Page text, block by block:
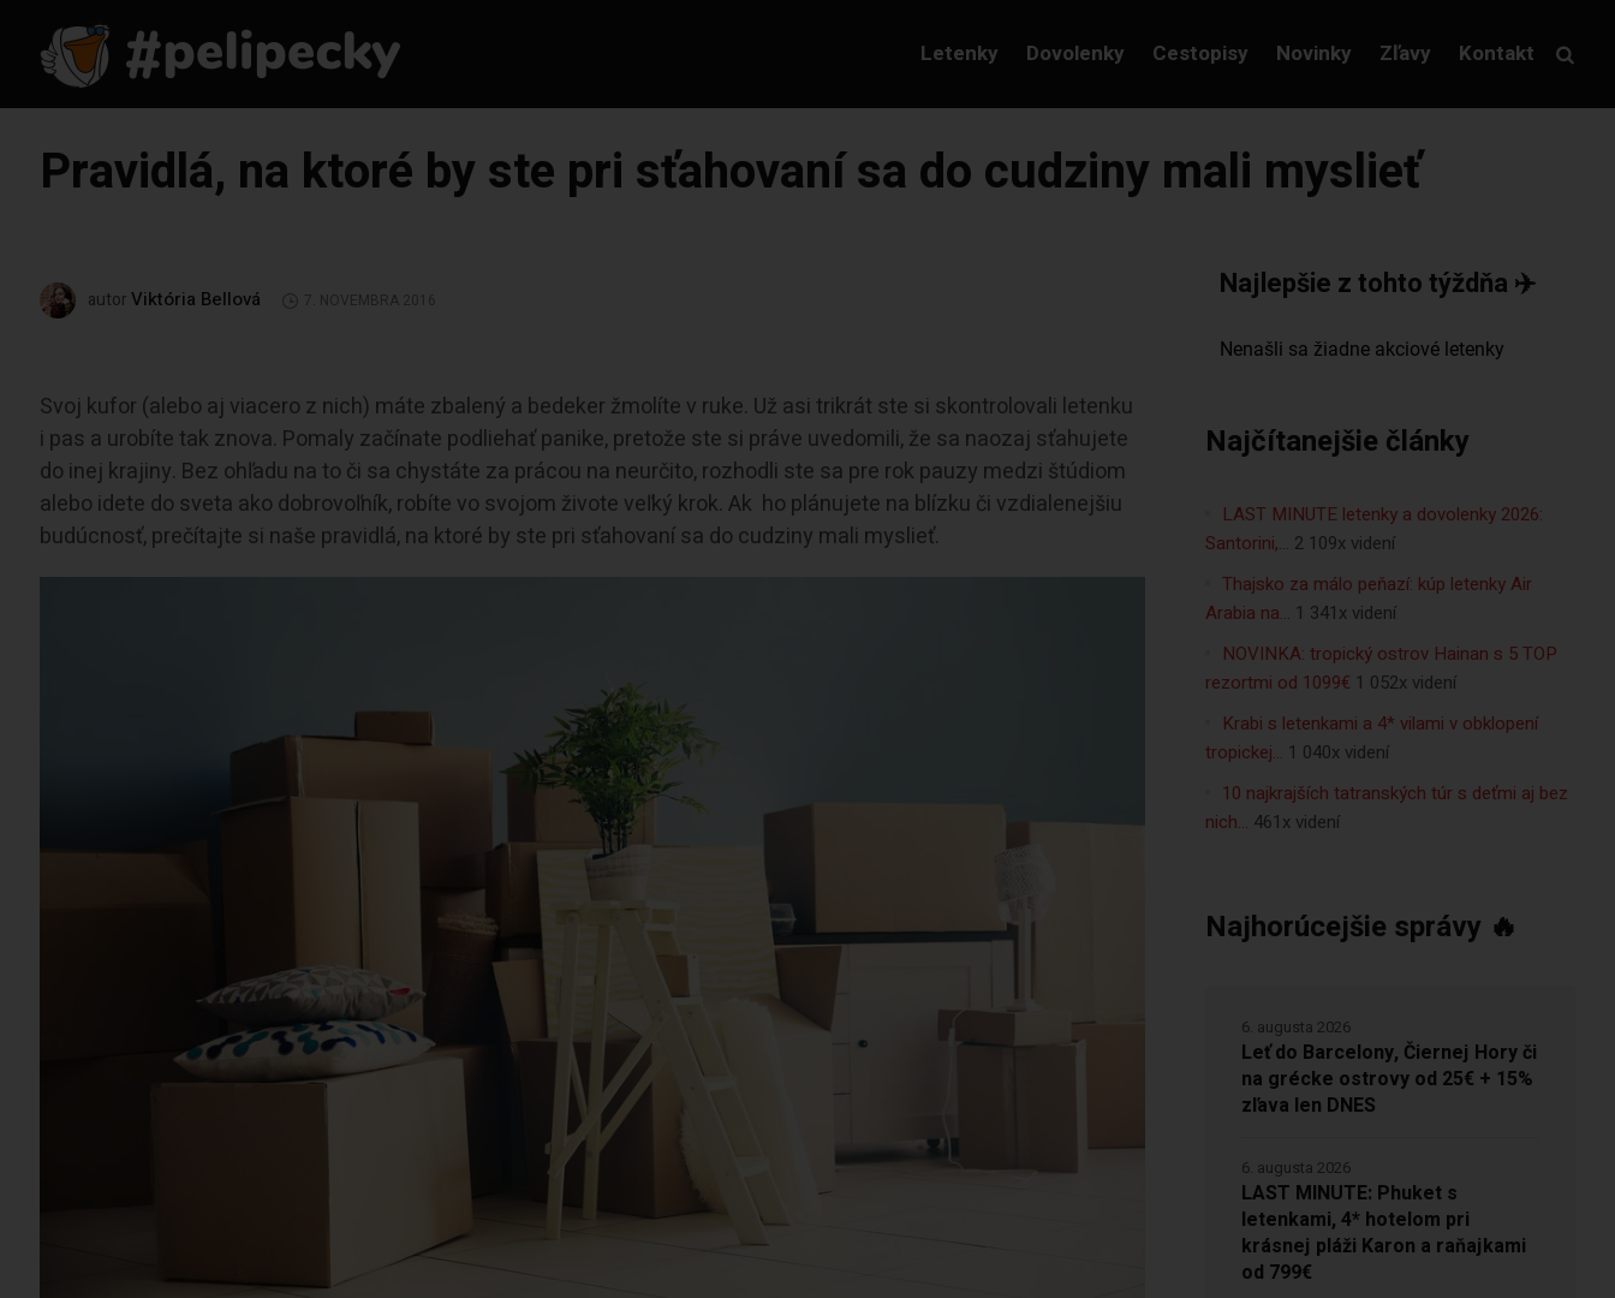
Letenky Dovolenky Cestopisy Novinky Zľavy Kontakt
Pravidlá, na ktoré by ste pri sťahovaní sa do cudziny mali myslieť
autorViktória Bellová 7. NOVEMBRA 2016
Svoj kufor (alebo aj viacero z nich) máte zbalený a bedeker žmolíte v ruke. Už asi trikrát ste si skontrolovali letenku
i pas a urobíte tak znova. Pomaly začínate podliehať panike, pretože ste si práve uvedomili, že sa naozaj sťahujete
do inej krajiny. Bez ohľadu na to či sa chystáte za prácou na neurčito, rozhodli ste sa pre rok pauzy medzi štúdiom
alebo idete do sveta ako dobrovoľník, robíte vo svojom živote veľký krok. Ak ho plánujete na blízku či vzdialenejšiu
budúcnosť, prečítajte si naše pravidlá, na ktoré by ste pri sťahovaní sa do cudziny mali myslieť.
Najlepšie z tohto týždňa ✈️
Najčítanejšie články
LAST MINUTE letenky a dovolenky 2026:
Santorini,… 2 109x videní
Thajsko za málo peňazí: kúp letenky Air
Arabia na… 1 341x videní
NOVINKA: tropický ostrov Hainan s 5 TOP
rezortmi od 1099€ 1 052x videní
Krabi s letenkami a 4* vilami v obklopení
tropickej… 1 040x videní
10 najkrajších tatranských túr s deťmi aj bez
nich… 461x videní
Najhorúcejšie správy 🔥
Leť do Barcelony, Čiernej Hory či
na grécke ostrovy od 25€ + 15%
zľava len DNES
6. augusta 2026
LAST MINUTE: Phuket s
letenkami, 4* hotelom pri
krásnej pláži Karon a raňajkami
od 799€
6. augusta 2026